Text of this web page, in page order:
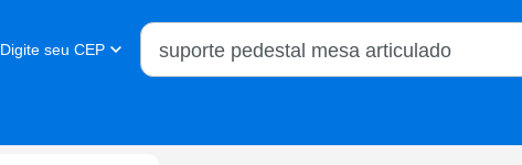
Digite seu CEP
Buscar no Magalu